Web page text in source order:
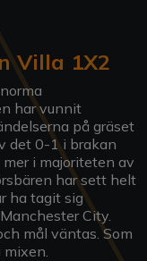
Villa 1X2
har vunnit
på gräset
det 0-1 i brakan
i majoriteten av
har sett helt
ha tagit sig
City.
mål väntas. Som
mixen.